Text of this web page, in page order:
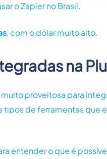
o Zapier no Brasil.
, com o dólar muito alto.
na
proveitosa para
tipos de ferramentas que
entender o que é